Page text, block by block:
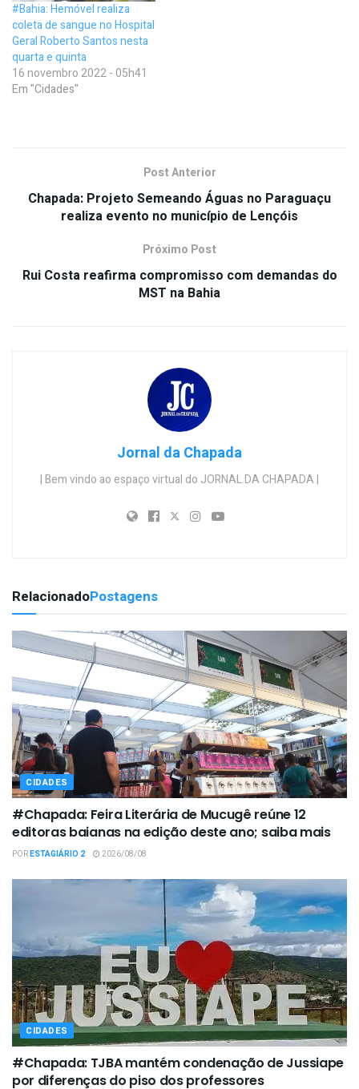
#Bahia: Hemóvel realiza
coleta de sangue no Hospital
Geral Roberto Santos nesta
quarta e quinta
16 novembro 2022 - 05h41
Em "Cidades"
Post Anterior
Chapada: Projeto Semeando Águas no Paraguaçu
realiza evento no município de Lençóis
Próximo Post
Rui Costa reafirma compromisso com demandas do
MST na Bahia
Jornal da Chapada
| Bem vindo ao espaço virtual do JORNAL DA CHAPADA |
RelacionadoPostagens
CIDADES
#Chapada: Feira Literária de Mucugê reúne 12
editoras baianas na edição deste ano; saiba mais
PORESTAGIÁRIO 2 2026/08/08
CIDADES
#Chapada: TJBA mantém condenação de Jussiape
por diferenças do piso dos professores